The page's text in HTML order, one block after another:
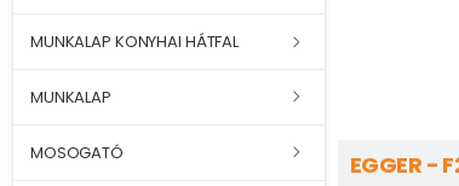
MUNKALAP KONYHAI HÁTFAL
MUNKALAP
MOSOGATÓ EGGER -